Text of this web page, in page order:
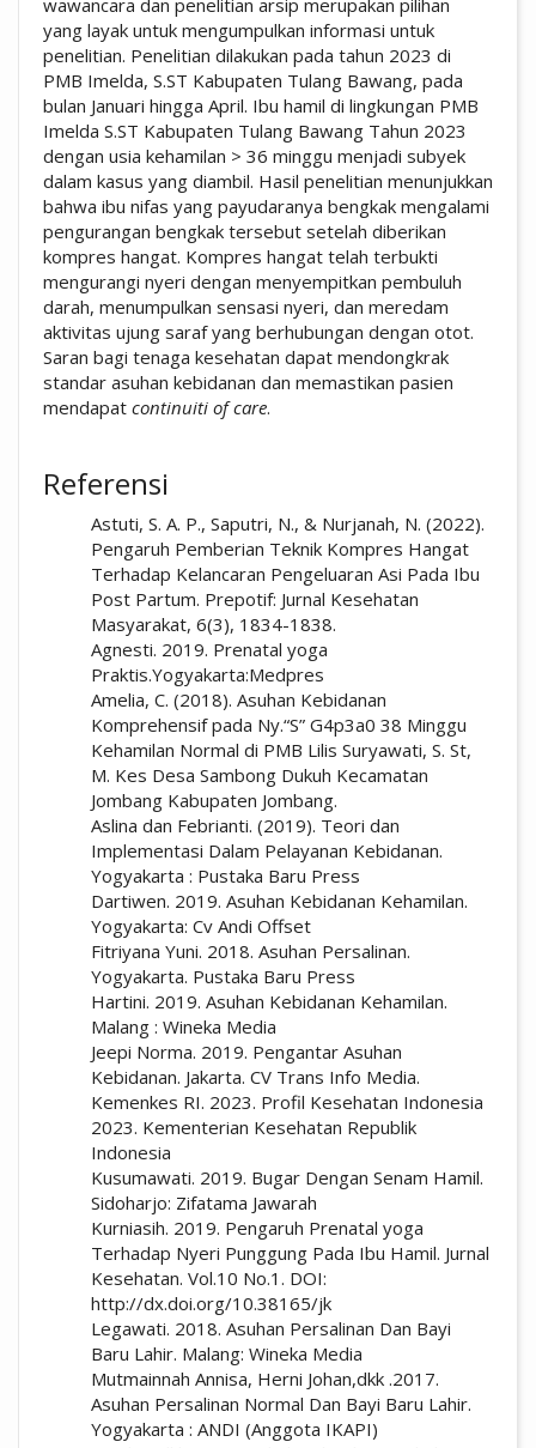
yang layak untuk mengumpulkan informasi untuk
penelitian. Penelitian dilakukan pada tahun 2023 di
PMB Imelda, S.ST Kabupaten Tulang Bawang, pada
bulan Januari hingga April. Ibu hamil di lingkungan PMB
Imelda S.ST Kabupaten Tulang Bawang Tahun 2023
dengan usia kehamilan > 36 minggu menjadi subyek
dalam kasus yang diambil. Hasil penelitian menunjukkan
bahwa ibu nifas yang payudaranya bengkak mengalami
pengurangan bengkak tersebut setelah diberikan
kompres hangat. Kompres hangat telah terbukti
mengurangi nyeri dengan menyempitkan pembuluh
darah, menumpulkan sensasi nyeri, dan meredam
aktivitas ujung saraf yang berhubungan dengan otot.
Saran bagi tenaga kesehatan dapat mendongkrak
standar asuhan kebidanan dan memastikan pasien
mendapat continuiti of care.
Referensi
Astuti, S. A. P., Saputri, N., & Nurjanah, N. (2022).
Pengaruh Pemberian Teknik Kompres Hangat
Terhadap Kelancaran Pengeluaran Asi Pada Ibu
Post Partum. Prepotif: Jurnal Kesehatan
Masyarakat, 6(3), 1834-1838.
Agnesti. 2019. Prenatal yoga
Praktis.Yogyakarta:Medpres
Amelia, C. (2018). Asuhan Kebidanan
Komprehensif pada Ny.“S” G4p3a0 38 Minggu
Kehamilan Normal di PMB Lilis Suryawati, S. St,
M. Kes Desa Sambong Dukuh Kecamatan
Jombang Kabupaten Jombang.
Aslina dan Febrianti. (2019). Teori dan
Implementasi Dalam Pelayanan Kebidanan.
Yogyakarta : Pustaka Baru Press
Dartiwen. 2019. Asuhan Kebidanan Kehamilan.
Yogyakarta: Cv Andi Offset
Fitriyana Yuni. 2018. Asuhan Persalinan.
Yogyakarta. Pustaka Baru Press
Hartini. 2019. Asuhan Kebidanan Kehamilan.
Malang : Wineka Media
Jeepi Norma. 2019. Pengantar Asuhan
Kebidanan. Jakarta. CV Trans Info Media.
Kemenkes RI. 2023. Profil Kesehatan Indonesia
2023. Kementerian Kesehatan Republik
Indonesia
Kusumawati. 2019. Bugar Dengan Senam Hamil.
Sidoharjo: Zifatama Jawarah
Kurniasih. 2019. Pengaruh Prenatal yoga
Terhadap Nyeri Punggung Pada Ibu Hamil. Jurnal
Kesehatan. Vol.10 No.1. DOI:
http://dx.doi.org/10.38165/jk
Legawati. 2018. Asuhan Persalinan Dan Bayi
Baru Lahir. Malang: Wineka Media
Mutmainnah Annisa, Herni Johan,dkk .2017.
Asuhan Persalinan Normal Dan Bayi Baru Lahir.
Yogyakarta : ANDI (Anggota IKAPI)